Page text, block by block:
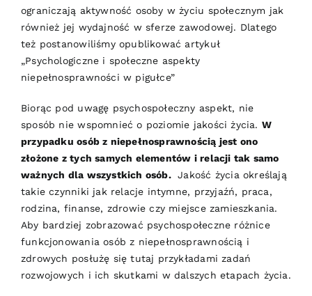
ograniczają aktywność osoby w życiu społecznym jak
również jej wydajność w sferze zawodowej. Dlatego
też postanowiliśmy opublikować artykuł
„Psychologiczne i społeczne aspekty
niepełnosprawności w pigułce”
Biorąc pod uwagę psychospołeczny aspekt, nie
sposób nie wspomnieć o poziomie jakości życia. W
przypadku osób z niepełnosprawnością jest ono
złożone z tych samych elementów i relacji tak samo
ważnych dla wszystkich osób. Jakość życia określają
takie czynniki jak relacje intymne, przyjaźń, praca,
rodzina, finanse, zdrowie czy miejsce zamieszkania.
Aby bardziej zobrazować psychospołeczne różnice
funkcjonowania osób z niepełnosprawnością i
zdrowych posłużę się tutaj przykładami zadań
rozwojowych i ich skutkami w dalszych etapach życia.